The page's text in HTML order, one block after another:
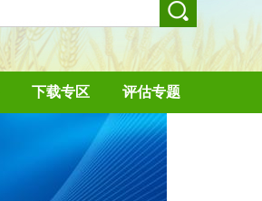
下载专区 评估专题